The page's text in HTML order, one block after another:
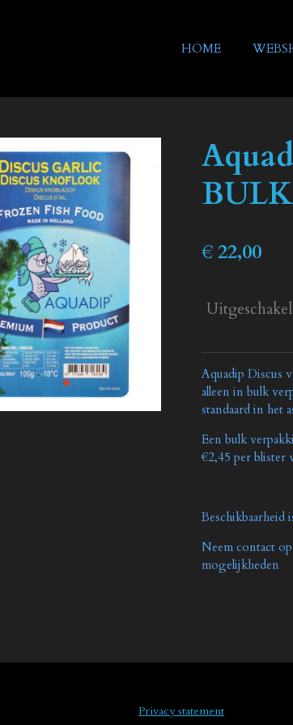
HOME
BULK
€ 22,00
Aquadip Discus
alleen in bulk
standaard in het
Een bulk
€2,45 per
Beschikbaarheid
Neem contact
mogelijkheden
Privacy statement